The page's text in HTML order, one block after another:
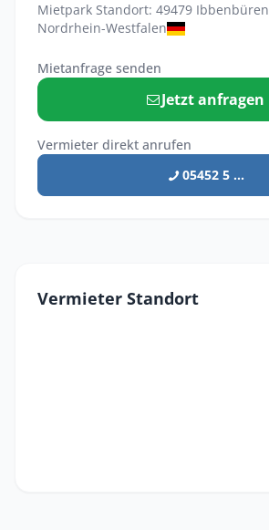
Mietpark Standort: 49479 Ibbenbüren
Nordrhein-Westfalen
Mietanfrage senden
Jetzt anfragen
Vermieter direkt anrufen
05452 5 ...
Vermieter Standort